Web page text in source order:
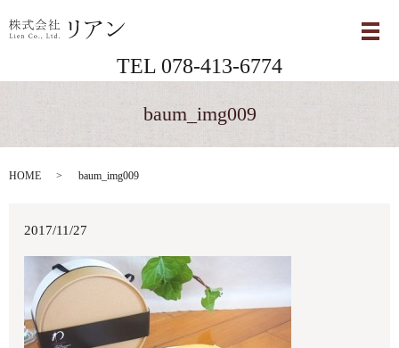
メ
TEL 078-413-6774
baum_img009
HOME baum_img009
2017/11/27